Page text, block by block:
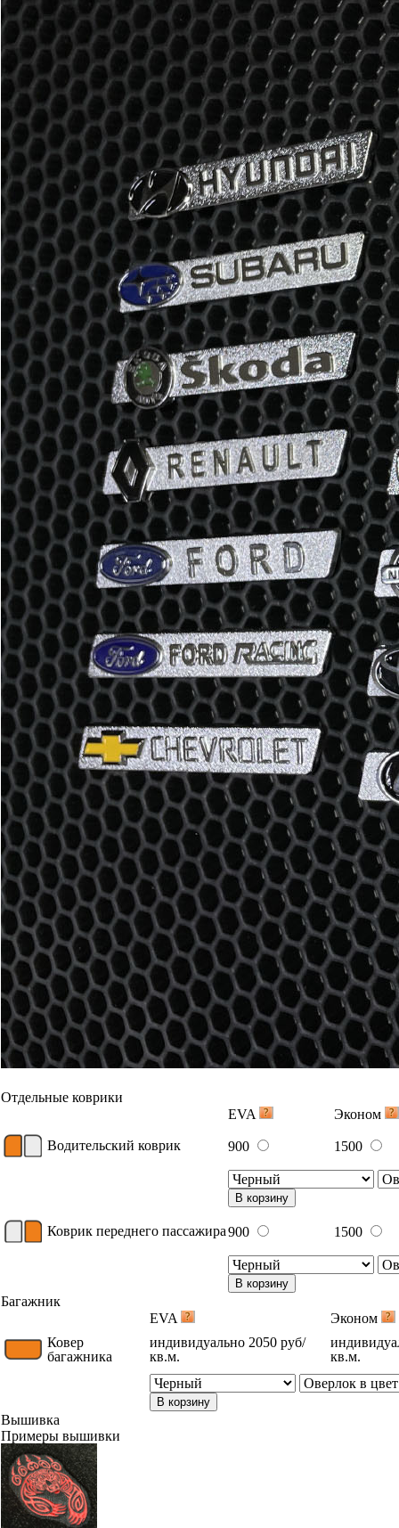
Отдельные коврики
EVA
Эконом
Водительский коврик 900 1500
В корзину
Коврик переднего пассажира900 1500
В корзину
Багажник
EVA
Эконом
Ковер
багажника
индивидуально 2050 руб/
кв.м.
кв.м.
В корзину
Вышивка
Примеры вышивки